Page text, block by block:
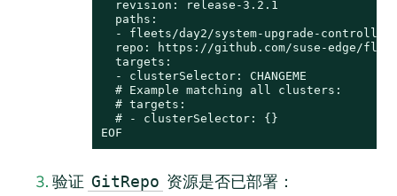
  revision: release-3.2.1
  paths:
  - fleets/day2/system-upgrade-controller
repo: https://github.com/suse-edge/
  targets:
  - clusterSelector: CHANGEME
  # Example matching all clusters:
  # targets:
  # - clusterSelector: {}
EOF
验证 GitRepo 资源是否已部署：